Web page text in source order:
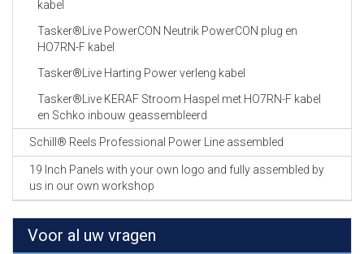
kabel
Tasker®Live PowerCON Neutrik PowerCON plug en
HO7RN-F kabel
Tasker®Live Harting Power verleng kabel
Tasker®Live KERAF Stroom Haspel met HO7RN-F kabel
en Schko inbouw geassembleerd
Schill® Reels Professional Power Line assembled
19 Inch Panels with your own logo and fully assembled by
us in our own workshop
Voor al uw vragen